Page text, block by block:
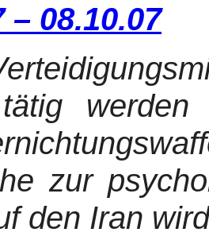
– 08.10.07
zur
den Iran